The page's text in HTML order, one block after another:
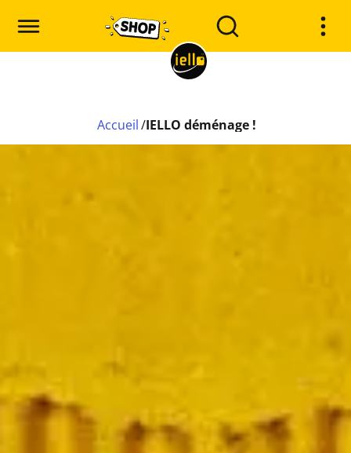
Accueil /IELLO déménage !